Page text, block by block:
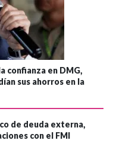
confianza en DMG,
sus ahorros en la
de deuda externa,
con el FMI